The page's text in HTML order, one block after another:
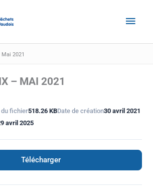
2021
– MAI 2021
du fichier518.26 KBDate de création30 avril 2021
avril 2025
Télécharger